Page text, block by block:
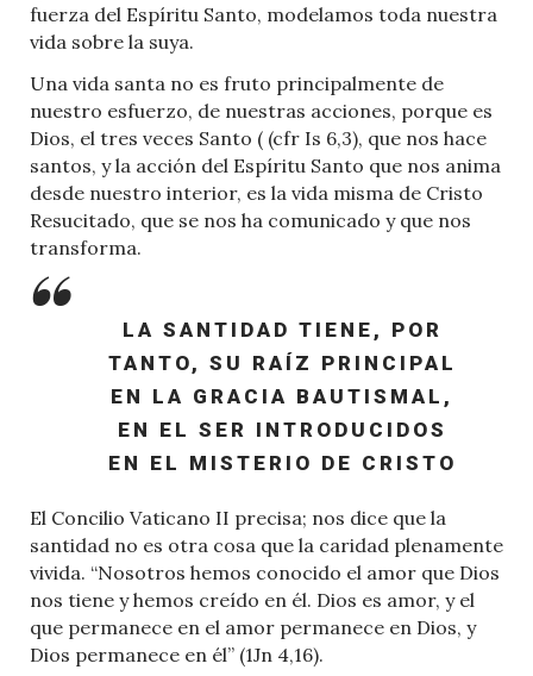
fuerza del Espíritu Santo, modelamos toda nuestra
vida sobre la suya.
Una vida santa no es fruto principalmente de
nuestro esfuerzo, de nuestras acciones, porque es
Dios, el tres veces Santo ( (cfr Is 6,3), que nos hace
santos, y la acción del Espíritu Santo que nos anima
desde nuestro interior, es la vida misma de Cristo
Resucitado, que se nos ha comunicado y que nos
transforma.
LA SANTIDAD TIENE, POR
TANTO, SU RAÍZ PRINCIPAL
EN LA GRACIA BAUTISMAL ,
EN EL SER INTRODUCIDOS
EN EL MISTERIO DE CRISTO
El Concilio Vaticano II precisa; nos dice que la
santidad no es otra cosa que la caridad plenamente
vivida. “Nosotros hemos conocido el amor que Dios
nos tiene y hemos creído en él. Dios es amor, y el
que permanece en el amor permanece en Dios, y
Dios permanece en él” (1Jn 4,16).